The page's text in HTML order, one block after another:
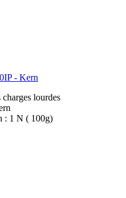
- Kern
lourdes
: 1 N ( 100g)